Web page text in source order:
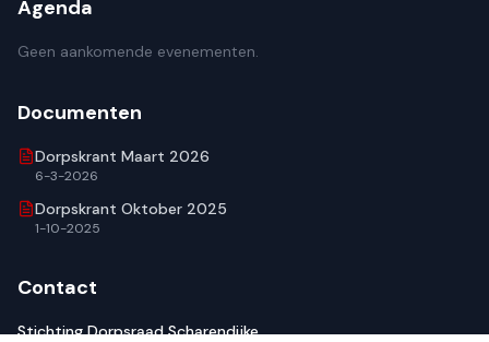
Agenda
Geen aankomende evenementen.
Documenten
Dorpskrant Maart 2026
6-3-2026
Dorpskrant Oktober 2025
1-10-2025
Contact
Stichting Dorpsraad Scharendijke